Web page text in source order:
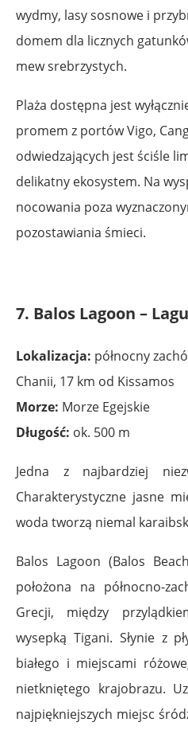
wydmy, lasy sosnowe i
domem dla licznych
mew srebrzystych.
Plaża dostępna jest
promem z portów Vigo,
odwiedzających jest ściśle
delikatny ekosystem. Na
nocowania poza
pozostawiania śmieci.
7. Balos Lagoon –
Lokalizacja: północny
Chanii, 17 km od Kissamos
Morze: Morze Egejskie
Długość: ok. 500 m
Jedna z najbardziej
Charakterystyczne jasne
woda tworzą niemal
Balos Lagoon (Balos
położona na północno-
Grecji, między
wysepką Tigani. Słynie z
białego i miejscami
nietkniętego krajobrazu.
najpiękniejszych miejsc